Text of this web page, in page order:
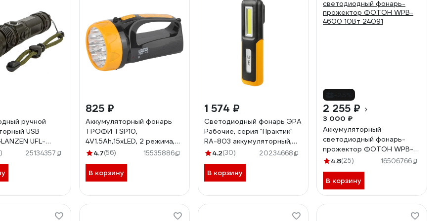
ручной
USB
UFL-
25134357
825 ₽
Аккумуляторный фонарь
ТРОФИ TSP10,
4V1.5Ah,15хLED, 2 режима,
Б0016537
4.7(56) 15535886
В корзину
1 574 ₽
Светодиодный фонарь ЭРА
Рабочие, серия "Практик"
RA-803 аккумуляторный,
крючок, магнит Б0052313
4.2(30) 20234668
В корзину
2 255 ₽
3 000 ₽
Аккумуляторный
светодиодный фонарь-
прожектор ФОТОН WPB-
4600 10Вт 24091
4.8(25) 16506766
В корзину